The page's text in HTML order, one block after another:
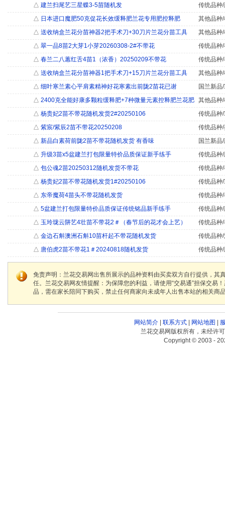
△ 建兰扫尾艺三星蝶3-5苗随机发
传统品种
△ 日本进口魔肥50克促花长效缓释肥兰花专用肥控释肥
其他品种
△ 送收纳盒兰花分苗神器2把手术刀+30刀片兰花分苗工具
其他品种
△ 翠一品8苗2大芽1小芽20260308-2#不带花
传统品种
△ 春兰二八蕙红舌4苗1（浓香）20250209不带花
传统品种
△ 送收纳盒兰花分苗神器1把手术刀+15刀片兰花分苗工具
其他品种
△ 细叶寒兰素心平肩素精神好花寒素出前陇2苗花已谢
国兰新品
△ 2400克全能好康多颗粒缓释肥+7种微量元素控释肥兰花肥 其他品种
△ 杨贵妃2苗不带花随机发货2#20250106
传统品种
△ 紫宸/紫辰2苗不带花20250208
传统品种
△ 新品白素荷前陇2苗不带花随机发货 有香味
国兰新品
△ 升级3苗x5盆建兰打包限量特价品质保证新手练手
传统品种
△ 包公魂2苗20250312随机发货不带花
传统品种
△ 杨贵妃2苗不带花随机发货1#20250106
传统品种
△ 东帝魔荷4苗头不带花随机发货
传统品种
△ 5盆建兰打包限量特价品质保证传统铭品新手练手
传统品种
△ 玉玲珑云阱艺4壮苗不带花2＃（春节后的花才会上艺）
传统品种
△ 金边石斛澳洲石斛10苗杆起不带花随机发货
传统品种
△ 唐伯虎2苗不带花1＃20240818随机发货 传统品种
免责声明：兰花交易网出售所展示的品种资料由买卖双方自行提供，
任。兰花交易网友情提醒：为保障您的利益，请使用“交易通”担保交
品，需在家长陪同下购买，禁止任何商家向未成年人出售本站的相关商
网站简介| 联系方式| 网站地图
兰花交易网版权所有，未经许
Copyright © 2003 -